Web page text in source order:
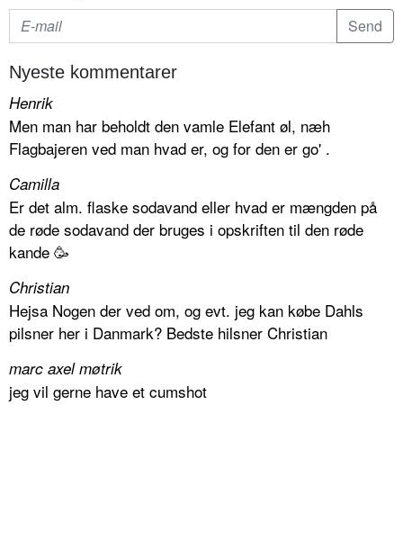
Nyeste kommentarer
Henrik
Men man har beholdt den vamle Elefant øl, næh
Flagbajeren ved man hvad er, og for den er go' .
Camilla
Er det alm. flaske sodavand eller hvad er mængden på
de røde sodavand der bruges i opskriften til den røde
kande 🥳
Christian
Hejsa Nogen der ved om, og evt. jeg kan købe Dahls
pilsner her i Danmark? Bedste hilsner Christian
marc axel møtrik
jeg vil gerne have et cumshot